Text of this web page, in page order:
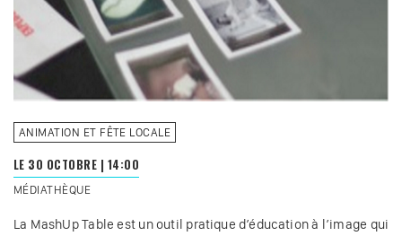
ANIMATION ET FÊTE LOCALE
LE 30 OCTOBRE | 14:00
MÉDIATHÈQUE
La MashUp Table est un outil pratique d’éducation à l’image qui